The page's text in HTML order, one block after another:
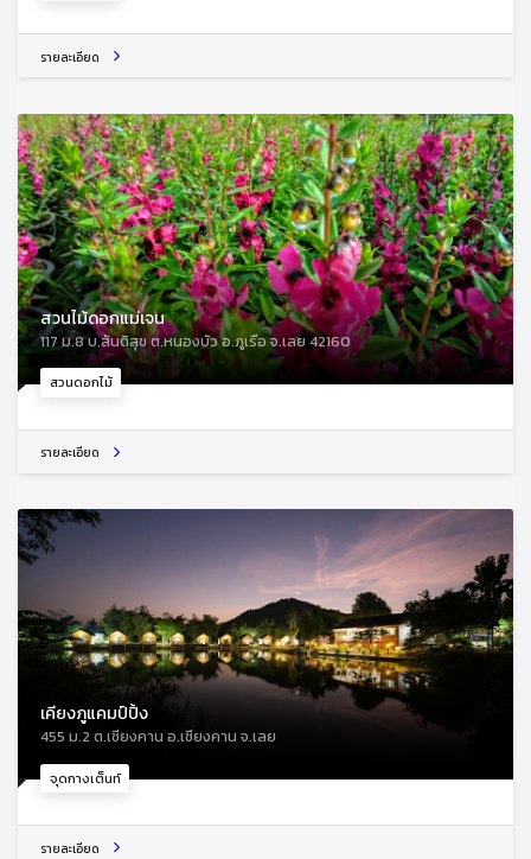
รายละเอียด
สวนดอกไม้
สวนไม้ดอกแม่เจน
117 ม.8 บ.สันติสุข ต.หนองบัว อ.ภูเรือ จ.เลย 42160
รายละเอียด
จุดกางเต็นท์
เคียงภูแคมป์ปิ้ง
455 ม.2 ต.เชียงคาน อ.เชียงคาน จ.เลย
รายละเอียด